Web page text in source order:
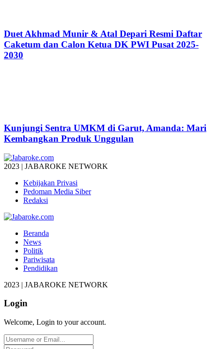
Duet Akhmad Munir & Atal Depari Resmi Daftar
Caketum dan Calon Ketua DK PWI Pusat 2025-
2030
Kunjungi Sentra UMKM di Garut, Amanda: Mari
Kembangkan Produk Unggulan
2023 | JABAROKE NETWORK
Kebijakan Privasi
Pedoman Media Siber
Redaksi
Beranda
News
Politik
Pariwisata
Pendidikan
2023 | JABAROKE NETWORK
Login
Welcome, Login to your account.